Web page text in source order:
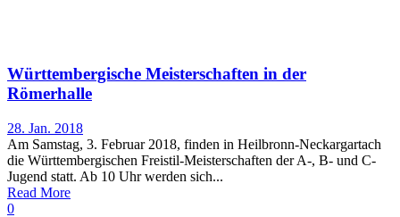
Württembergische Meisterschaften in der
Römerhalle
28. Jan. 2018
Am Samstag, 3. Februar 2018, finden in Heilbronn-Neckargartach
die Württembergischen Freistil-Meisterschaften der A-, B- und C-
Jugend statt. Ab 10 Uhr werden sich...
Read More
0